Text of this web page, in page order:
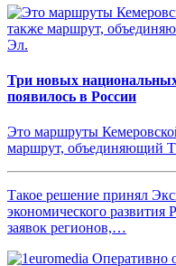
Три новых
появилось в России
Это маршруты
маршрут, объединяющий
Такое решение принял
экономического развития
заявок регионов,…